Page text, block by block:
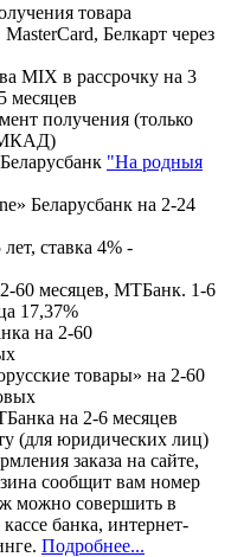
товара
Белкарт через
MIX в рассрочку на 3
месяцев
получения (только
МКАД)
"На родныя
Беларусбанк на 2-24
ставка 4% -
60 месяцев, МТБанк. 1-6
17,37%
на 2-60
товары» на 2-60
на 2-6 месяцев
(для юридических лиц)
заказа на сайте,
сообщит вам номер
можно совершить в
банка, интернет-
Подробнее...